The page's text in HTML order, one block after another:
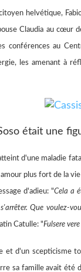
helvétique,
Claudia au cœur
conférences au
les amenant à
était une
d'une maladie
plus fort de la
d'adieu: "Cela a
Que voulez-
Catulle: "Fulsere
et d'un scepticisme
sa famille avait été